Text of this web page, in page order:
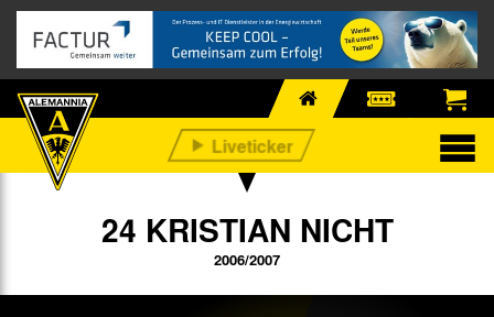
24 KRISTIAN NICHT
2006/2007